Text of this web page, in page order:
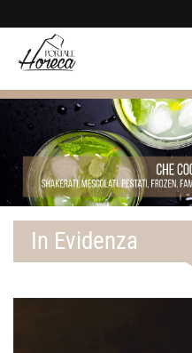
In Evidenza